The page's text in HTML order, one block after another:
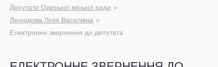
Депутати Одеської міської ради
Леонідова Лілія Василівна
Електронне звернення до депутата